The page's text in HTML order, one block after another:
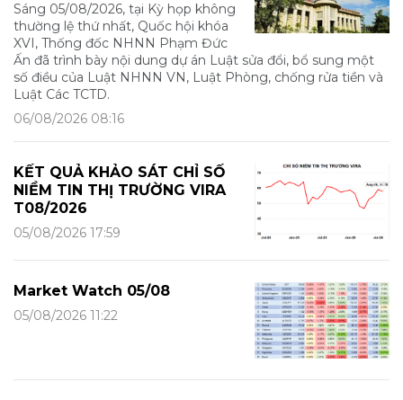
Sáng 05/08/2026, tại Kỳ họp không
thường lệ thứ nhất, Quốc hội khóa
XVI, Thống đốc NHNN Phạm Đức
Ấn đã trình bày nội dung dự án Luật sửa đổi, bổ sung một
số điều của Luật NHNN VN, Luật Phòng, chống rửa tiền và
Luật Các TCTD.
06/08/2026 08:16
KẾT QUẢ KHẢO SÁT CHỈ SỐ
NIỀM TIN THỊ TRƯỜNG VIRA
T08/2026
05/08/2026 17:59
Market Watch 05/08
05/08/2026 11:22